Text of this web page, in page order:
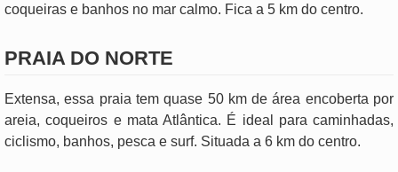
coqueiras e banhos no mar calmo. Fica a 5 km do centro.
PRAIA DO NORTE
Extensa, essa praia tem quase 50 km de área encoberta por
areia, coqueiros e mata Atlântica. É ideal para caminhadas,
ciclismo, banhos, pesca e surf. Situada a 6 km do centro.